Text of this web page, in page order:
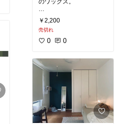
のワックス。
クリームで油分や水分補
給した後に、
ワックスで仕上げると革
に艶が出るそう！
専用なので、水分などの
外敵も弾く役割があるよ
￥2,200
売切れ
0 0